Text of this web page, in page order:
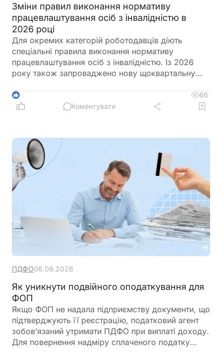
Зміни правил виконання нормативу
працевлаштування осіб з інвалідністю в
2026 році
Для окремих категорій роботодавців діють
спеціальні правила виконання нормативу
працевлаштування осіб з інвалідністю. Із 2026
року також запроваджено нову щоквартальну
внеску у разі невиконання нормативу
1
66
Коментувати
ПДФО06.08.2026
Як уникнути подвійного оподаткування для
ФОП
Якщо ФОП не надала підприємству документи, що
підтверджують її реєстрацію, податковий агент
зобов’язаний утримати ПДФО при виплаті доходу.
Для повернення надміру сплаченого податку